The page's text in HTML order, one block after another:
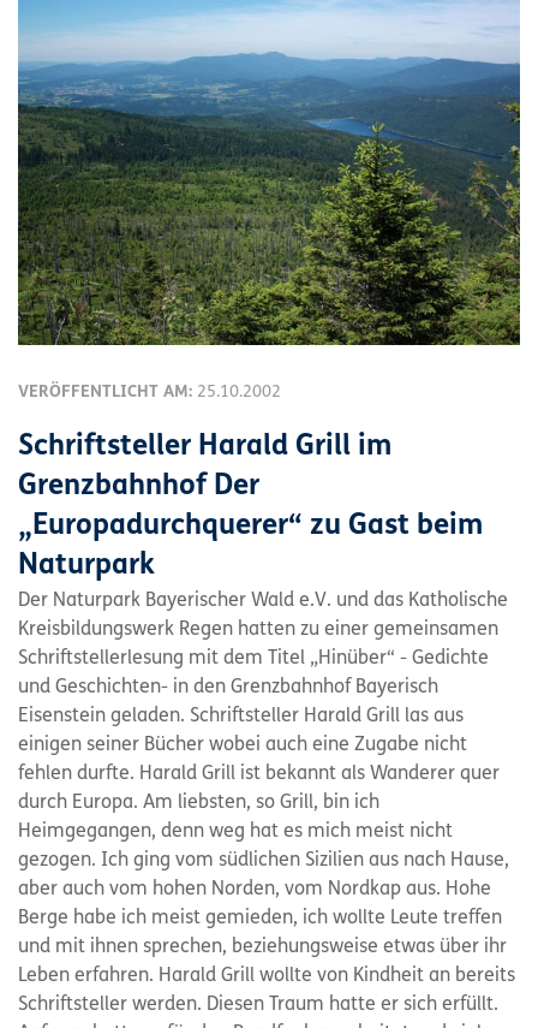
VERÖFFENTLICHT AM: 25.10.2002
Schriftsteller Harald Grill im
Grenzbahnhof Der
„Europadurchquerer“ zu Gast beim
Naturpark
Der Naturpark Bayerischer Wald e.V. und das Katholische
Kreisbildungswerk Regen hatten zu einer gemeinsamen
Schriftstellerlesung mit dem Titel „Hinüber“ - Gedichte
und Geschichten- in den Grenzbahnhof Bayerisch
Eisenstein geladen. Schriftsteller Harald Grill las aus
einigen seiner Bücher wobei auch eine Zugabe nicht
fehlen durfte. Harald Grill ist bekannt als Wanderer quer
durch Europa. Am liebsten, so Grill, bin ich
Heimgegangen, denn weg hat es mich meist nicht
gezogen. Ich ging vom südlichen Sizilien aus nach Hause,
aber auch vom hohen Norden, vom Nordkap aus. Hohe
Berge habe ich meist gemieden, ich wollte Leute treffen
und mit ihnen sprechen, beziehungsweise etwas über ihr
Leben erfahren. Harald Grill wollte von Kindheit an bereits
Schriftsteller werden. Diesen Traum hatte er sich erfüllt.